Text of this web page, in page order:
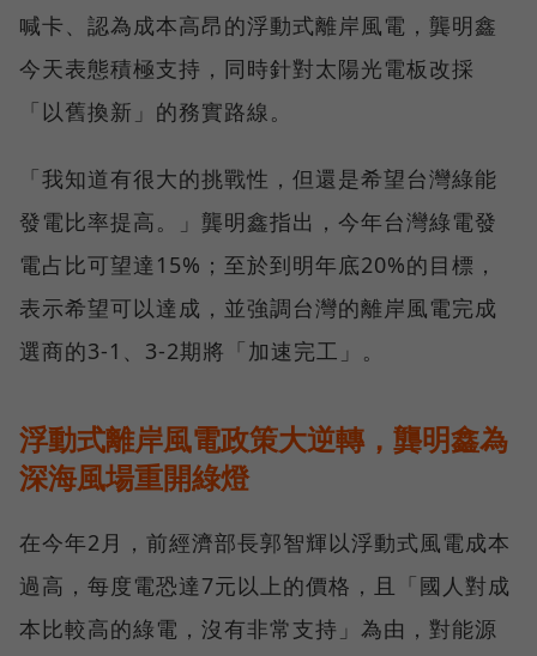
喊卡、認為成本高昂的浮動式離岸風電，龔明鑫
今天表態積極支持，同時針對太陽光電板改採
「以舊換新」的務實路線。
「我知道有很大的挑戰性，但還是希望台灣綠能
發電比率提高。」龔明鑫指出，今年台灣綠電發
電占比可望達15%；至於到明年底20%的目標，
表示希望可以達成，並強調台灣的離岸風電完成
選商的3-1、3-2期將「加速完工」。
浮動式離岸風電政策大逆轉，龔明鑫為
深海風場重開綠燈
在今年2月，前經濟部長郭智輝以浮動式風電成本
過高，每度電恐達7元以上的價格，且「國人對成
本比較高的綠電，沒有非常支持」為由，對能源